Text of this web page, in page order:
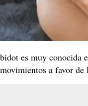
bidot es muy conocida
movimientos a favor de